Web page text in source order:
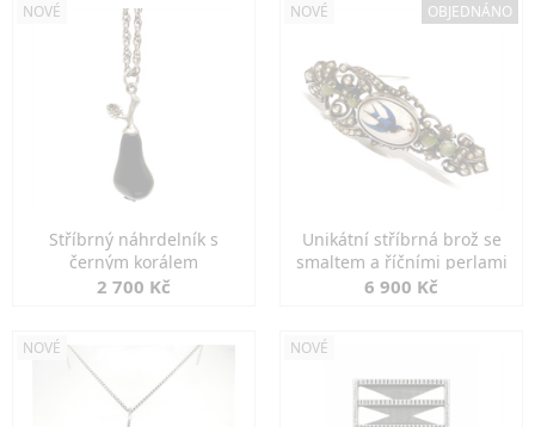
NOVÉ
Stříbrný náhrdelník s
černým korálem
2 700 Kč
NOVÉ OBJEDNÁNO
Unikátní stříbrná brož se
smaltem a říčními perlami
6 900 Kč
NOVÉ NOVÉ